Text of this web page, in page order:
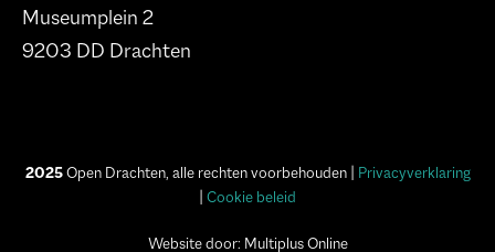
Museumplein 2
9203 DD Drachten
2025Open Drachten, alle rechten voorbehouden | Privacyverklaring
Cookie beleid
Website door: Multiplus Online